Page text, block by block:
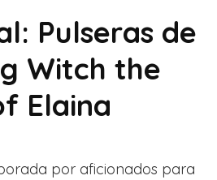
Pulseras de
Witch the
Elaina
por aficionados para